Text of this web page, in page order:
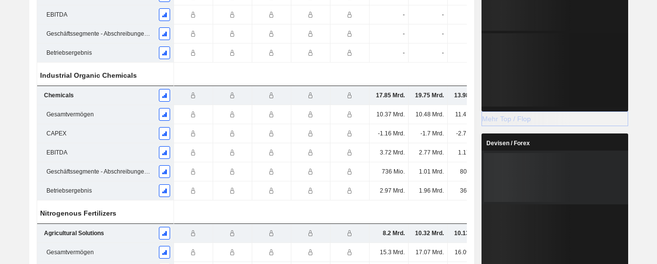
EBITDA - -
Geschäftssegmente - Abschreibungen und Wertminderungen - -
Betriebsergebnis - -
Industrial Organic Chemicals
Chemicals 17.85 Mrd. 19.75 Mrd. 13.98 Mrd.
Gesamtvermögen 10.37 Mrd. 10.48 Mrd. 11.47 Mrd.
CAPEX -1.16 Mrd. -1.7 Mrd. -2.71 Mrd. -3.4 Mrd. -2.11 Mrd.
EBITDA 3.72 Mrd. 2.77 Mrd. 1.17 Mrd. 1.34 Mrd.
Geschäftssegmente - Abschreibungen und Wertminderungen 736 Mio. 1.01 Mrd. 803 Mio.
Betriebsergebnis 2.97 Mrd. 1.96 Mrd. 361 Mio.
Nitrogenous Fertilizers
Agricultural Solutions 8.2 Mrd. 10.32 Mrd. 10.13 Mrd.
Gesamtvermögen 15.3 Mrd. 17.07 Mrd. 16.09 Mrd.
Mehr Top / Flop
Devisen / Forex